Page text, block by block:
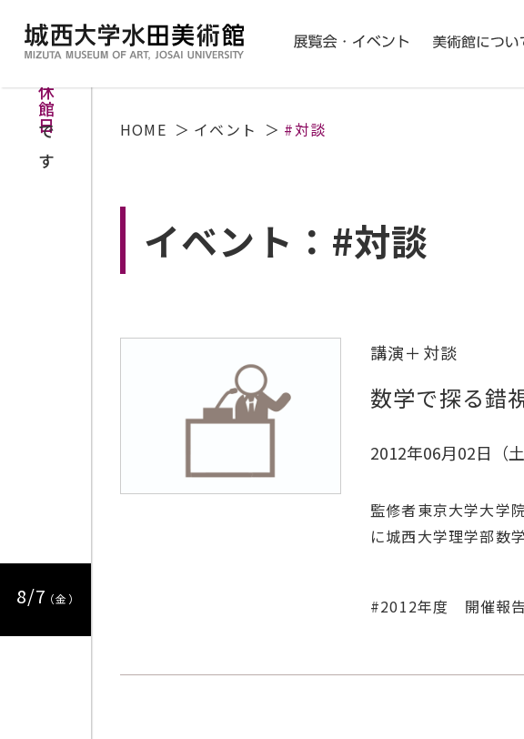
本日
休館日
です
8/7 （金）
HOME イベント #対談
イベント：#対談
講演＋対談
数学で探る錯
2012年06月02日（
監修者東京大学大学
に城西大学理学部数
2012年度 開催報告